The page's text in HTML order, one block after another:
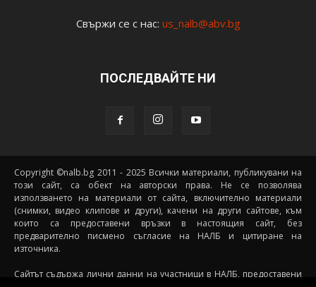
Свържи се с нас: us_nalb@abv.bg
ПОСЛЕДВАЙТЕ НИ
Copyright ©nalb.bg 2011 - 2025 Всички материали, публикувани на
този сайт, са обект на авторски права. Не се позволява
използването на материали от сайта, включително материали
(снимки, видео клипове и други), качени на други сайтове, към
които са предоставени връзки в настоящия сайт, без
предварително писмено съгласие на НАЛБ и цитиране на
източника.
Сайтът съдържа лични данни на участници в НАЛБ, предоставени